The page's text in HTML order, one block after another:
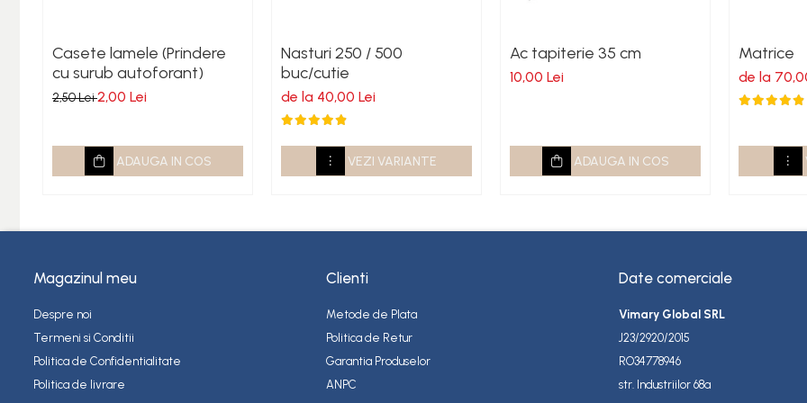
Capse Metalice
Capse Tapiterie Seria 80 (Tip
Capse Tip 92
Adezivi si benzi adezive
Casete lamele (Prindere
cu surub autoforant)
2,50 Lei2,00 Lei
ADAUGA IN COS
Nasturi 250 / 500
buc/cutie
de la 40,00 Lei
VEZI VARIANTE
Ac tapiterie 35 cm
10,00 Lei
ADAUGA IN COS
Matrice
de la
Magazinul meu
Despre noi
Termeni si Conditii
Politica de Confidentialitate
Politica de livrare
Clienti
Metode de Plata
Politica de Retur
Garantia Produselor
ANPC
Date comerciale
Vimary Global SRL
J23/2920/2015
RO34778946
str. Industriilor 68a